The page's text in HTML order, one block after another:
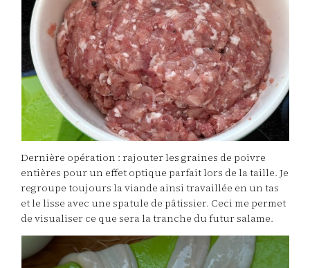
Dernière opération : rajouter les graines de poivre
entières pour un effet optique parfait lors de la taille. Je
regroupe toujours la viande ainsi travaillée en un tas
et le lisse avec une spatule de pâtissier. Ceci me permet
de visualiser ce que sera la tranche du futur salame.